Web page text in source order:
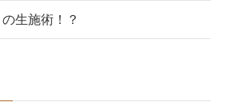
生施術！？